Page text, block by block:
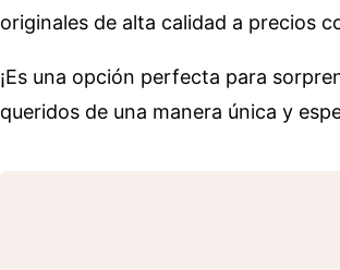
originales de alta calidad a precios
¡Es una opción perfecta para
queridos de una manera única y